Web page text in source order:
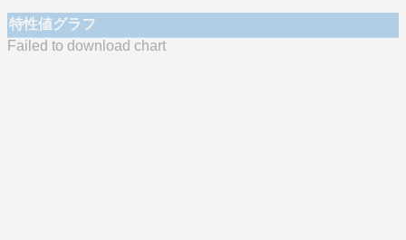
特性値グラフ
Failed to download chart